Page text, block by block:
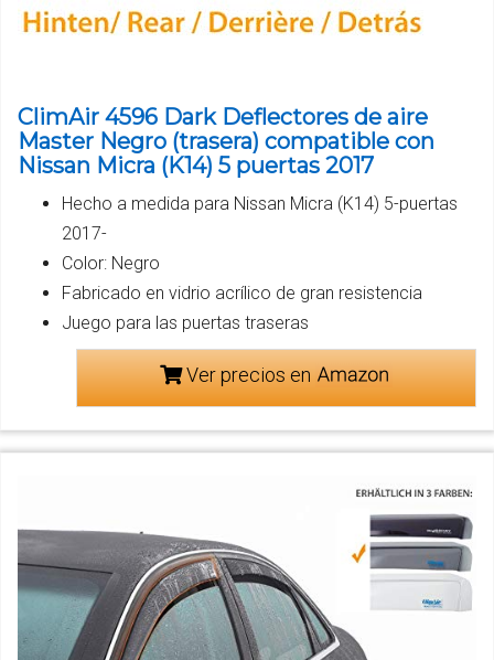
ClimAir 4596 Dark Deflectores de aire
Master Negro (trasera) compatible con
Nissan Micra (K14) 5 puertas 2017
Hecho a medida para Nissan Micra (K14) 5-puertas
2017-
Color: Negro
Fabricado en vidrio acrílico de gran resistencia
Juego para las puertas traseras
Ver precios en